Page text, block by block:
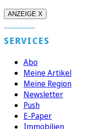
ANZEIGE X
SERVICES
Abo
Meine Artikel
Meine Region
Newsletter
Push
E-Paper
Immobilien